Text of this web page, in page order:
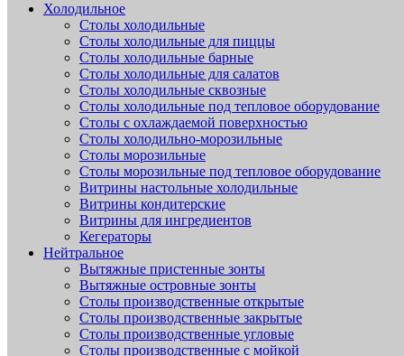
Холодильное
Столы холодильные
Столы холодильные для пиццы
Столы холодильные барные
Столы холодильные для салатов
Столы холодильные сквозные
Столы холодильные под тепловое оборудование
Столы с охлаждаемой поверхностью
Столы холодильно-морозильные
Столы морозильные
Столы морозильные под тепловое оборудование
Витрины настольные холодильные
Витрины кондитерские
Витрины для ингредиентов
Кегераторы
Нейтральное
Вытяжные пристенные зонты
Вытяжные островные зонты
Столы производственные открытые
Столы производственные закрытые
Столы производственные угловые
Столы производственные с мойкой